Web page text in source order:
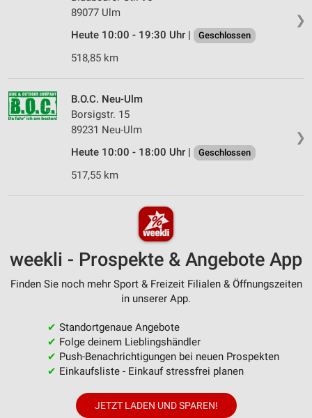
❯
89077 Ulm
Heute 10:00 - 19:30 Uhr |
Geschlossen
518,85 km
❯
B.O.C. Neu-Ulm
Borsigstr. 15
89231 Neu-Ulm
Heute 10:00 - 18:00 Uhr |
Geschlossen
517,55 km
weekli - Prospekte & Angebote App
Finden Sie noch mehr Sport & Freizeit Filialen & Öffnungszeiten
in unserer App.
✔ Standortgenaue Angebote
✔ Folge deinem Lieblingshändler
✔ Push-Benachrichtigungen bei neuen Prospekten
✔ Einkaufsliste - Einkauf stressfrei planen
JETZT LADEN UND SPAREN!